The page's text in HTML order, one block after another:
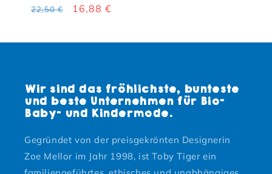
Normaler Preis
22,50 € Verkaufspreis
16,88 €
Wir sind das fröhlichste, bunteste
und beste Unternehmen für Bio-
Baby- und Kindermode.
Gegründet von der preisgekrönten Designerin
Zoe Mellor im Jahr 1998, ist Toby Tiger ein